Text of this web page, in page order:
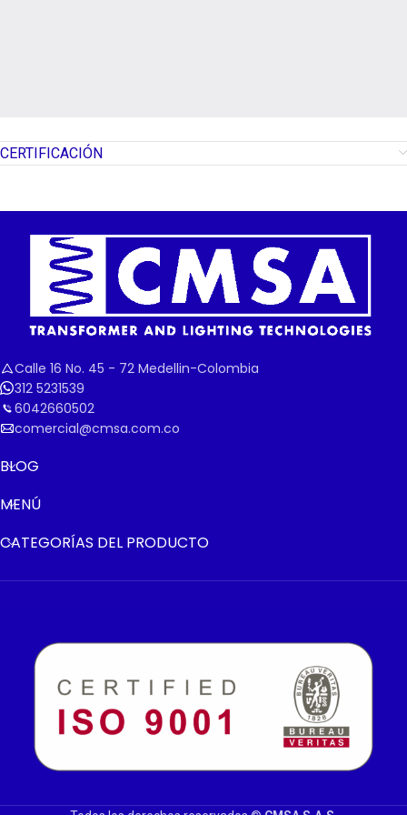
CERTIFICACIÓN
Calle 16 No. 45 - 72 Medellin-Colombia
312 5231539
6042660502
comercial@cmsa.com.co
BLOG
MENÚ
CATEGORÍAS DEL PRODUCTO